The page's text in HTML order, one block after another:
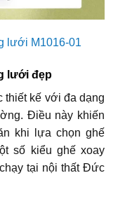
lưới M1016-01
lưới đẹp
kế với đa dạng
Điều này khiến
khi lựa chọn ghế
số kiểu ghế xoay
tại nội thất Đức